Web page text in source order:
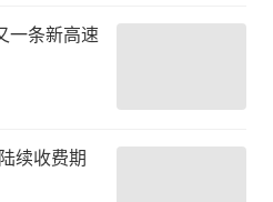
一条新高速
续收费期